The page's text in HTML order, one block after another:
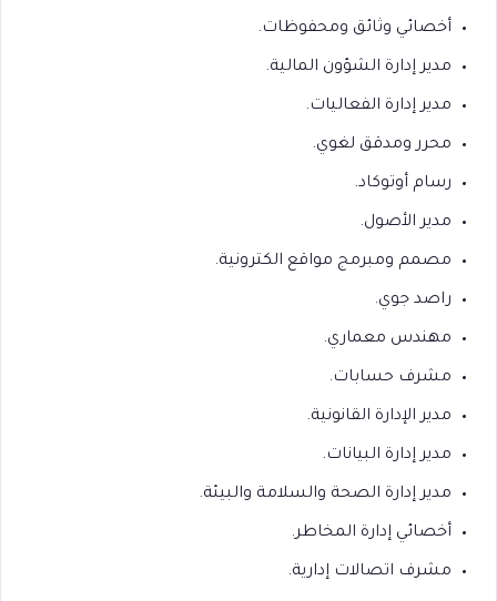
أخصائي وثائق ومحفوظات.
مدير إدارة الشؤون المالية.
مدير إدارة الفعاليات.
محرر ومدقق لغوي.
رسام أوتوكاد.
مدير الأصول.
مصمم ومبرمج مواقع الكترونية.
راصد جوي.
مهندس معماري.
مشرف حسابات.
مدير الإدارة القانونية.
مدير إدارة البيانات.
مدير إدارة الصحة والسلامة والبيئة.
أخصائي إدارة المخاطر.
مشرف اتصالات إدارية.